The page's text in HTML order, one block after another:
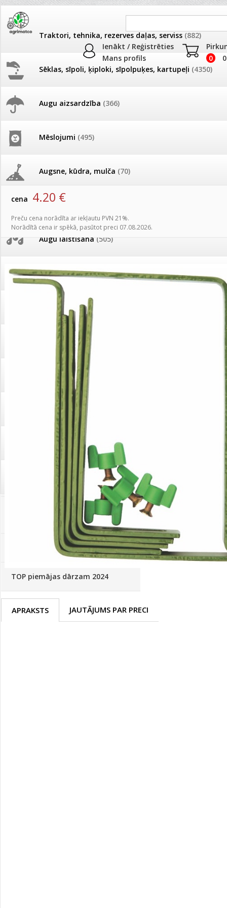
Ienākt / Reģistrēties
Mans profils
0
Traktori, tehnika, rezerves daļas, serviss (882)
Sēklas, sīpoli, ķiploki, sīpolpuķes, kartupeļi (4350)
Augu aizsardzība (366)
Mēslojumi (495)
Augsne, kūdra, mulča (70)
Podi un kasetes
Augu laistīšana (505)
Augu smidzinātāji(40)
Pārklāji, plēves
Dārza instrumenti un tehnika
Deratizācija, dezinsekcija
Dezinfekcija, tīrīšana, mazgāšana
Dažādi (75)
Palīglīdzekļi augu audzēšanai(72)
JAUNUMI
Pašlasīšanas vietu katalogs
26.05. Vebinārs - Kā ierobežot
gliemežus piemājas dārzā un
Ūdens piemērotības noteikšana
smidzinājumu veikšanai
Pievienojies braucienam uz
Tomātu sēklu katalogs
Tomātu diena
Tagad Vitrol GB arī 20kg
Tomātu diena 21.augustā
Ievešanas atļaujas 2025
Visas datu drošības lapas (DDL)
Novatec - izcils mēslošanai arī
sezonas otrajā pusē!
Piedāvājums ābeļdārziem
TOP piemājas dārzam 2024
AKCIJAS
frēze + mulčieris +
AKCIJAS komplekts -
IRRITEC
Balkoniem
Produkti »Podi un kasetes
Stiprinājums balkona kastēm t. brūns, GR5070R
artikuls: 4671 EAN:5904842050719
cena 4.20 €
Preču cena norādīta ar iekļautu PVN 21%.
Norādītā cena ir spēkā, pasūtot preci 07.08.2026.
APRAKSTS JAUTĀJUMS PAR PRECI